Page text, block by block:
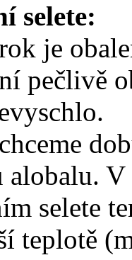
selete:
je
pečlivě
alobalu.
selete
teplotě